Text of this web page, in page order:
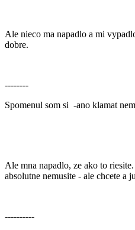
Ale nieco ma napadlo a mi
dobre.
--------
Spomenul som si -ano klamat
Ale mna napadlo, ze ako to
absolutne nemusite - ale chcete a
----------